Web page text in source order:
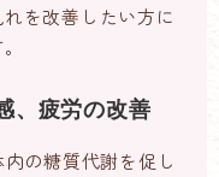
を改善したい方に
、疲労の改善
の糖質代謝を促し